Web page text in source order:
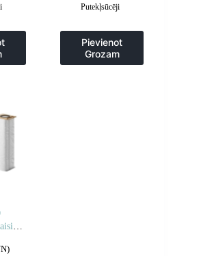
Putekļsūcēji
Pievienot
Grozam